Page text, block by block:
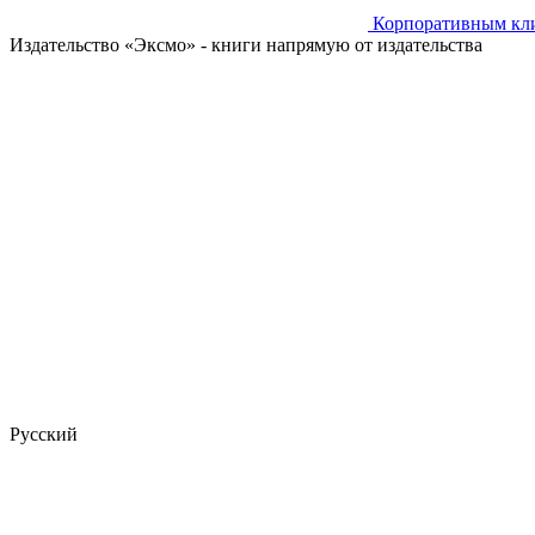
Корпоративным
Издательство «Эксмо» - книги напрямую от издательства
Русский